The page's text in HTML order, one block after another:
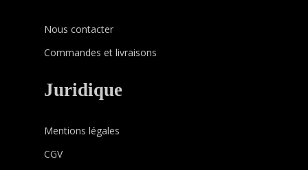
Nous contacter
Commandes et livraisons
Juridique
Mentions légales
CGV